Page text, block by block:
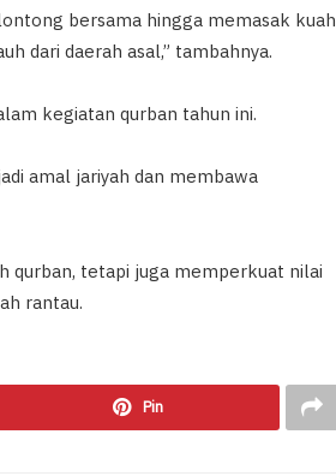
bersama hingga memasak kuah
dari daerah asal,” tambahnya.
kegiatan qurban tahun ini.
amal jariyah dan membawa
qurban, tetapi juga memperkuat nilai
rantau.
Pin